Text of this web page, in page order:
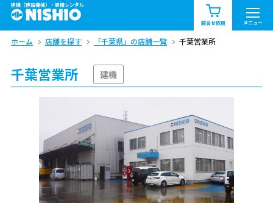
建機（建設機械）・重機レンタル
問合せ依頼 メニュー
商品一覧 お知らせ一覧
問合せ依頼リスト お問合せ
エリア情報を見る
北海道
中部 関西 中国・四国
九州・沖縄（外部）
ホーム 店舗を探す 「千葉県」の店舗一覧 千葉営業所
千葉営業所 建機